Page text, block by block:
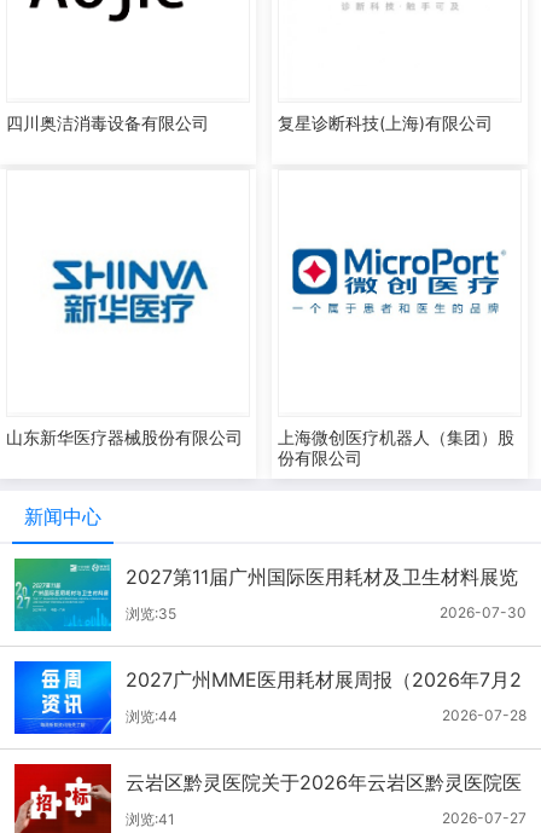
四川奥洁消毒设备有限公司 复星诊断科技(上海)有限公司
山东新华医疗器械股份有限公司
上海微创医疗机器人（集团）股
份有限公司
新闻中心
2027第11届广州国际医用耗材及卫生材料展览
会（2026.7.21-7.27周报）
2026-07-30
浏览:35
2027广州MME医用耗材展周报（2026年7月2
1-27日）
2026-07-28
浏览:44
云岩区黔灵医院关于2026年云岩区黔灵医院医
用耗材采购项目（品目三）三次招标的公开招
2026-07-27
浏览:41